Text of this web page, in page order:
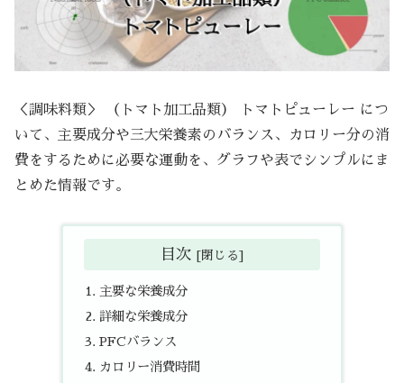
＜調味料類＞ （トマト加工品類） トマトピューレー につ
いて、主要成分や三大栄養素のバランス、カロリー分の消
費をするために必要な運動を、グラフや表でシンプルにま
とめた情報です。
目次
主要な栄養成分
詳細な栄養成分
PFCバランス
カロリー消費時間